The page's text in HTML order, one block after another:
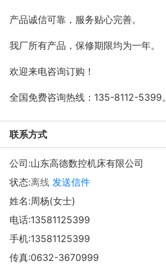
产品诚信可靠，服务贴心完善。
我厂所有产品，保修期限均为一年。
欢迎来电咨询订购！
全国免费咨询热线：135-8112-5399。
联系方式
公司:山东高德数控机床有限公司
状态:离线 发送信件
姓名:周杨(女士)
电话:13581125399
手机:13581125399
传真:0632-3670999